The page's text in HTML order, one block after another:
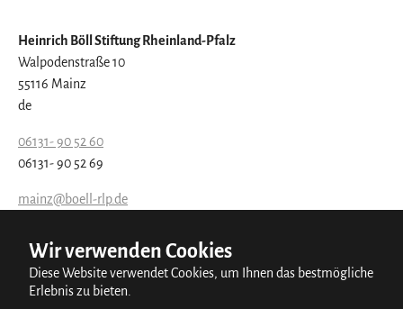
Wir verwenden Cookies
Diese Website verwendet Cookies, um Ihnen das bestmögliche
Erlebnis zu bieten.
Heinrich Böll Stiftung Rheinland-Pfalz
Walpodenstraße 10
55116 Mainz
de
06131- 90 52 60
06131- 90 52 69
mainz@boell-rlp.de